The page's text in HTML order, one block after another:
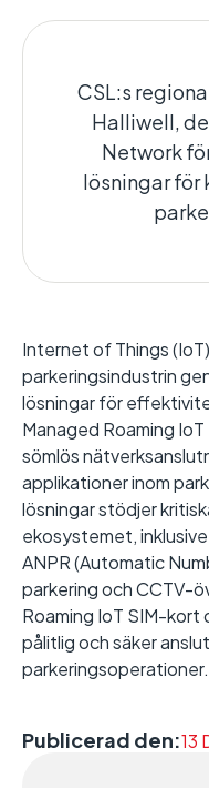
CSL:s
Halliwell,
Network
lösningar för
Internet of Things
parkeringsindustrin
lösningar för
Managed Roaming
sömlös
applikationer inom
lösningar stödjer
ekosystemet,
ANPR (Automatic
parkering och CCTV-
Roaming IoT SIM-kort
pålitlig och säker
parkeringsoperationer.
Publicerad den:13